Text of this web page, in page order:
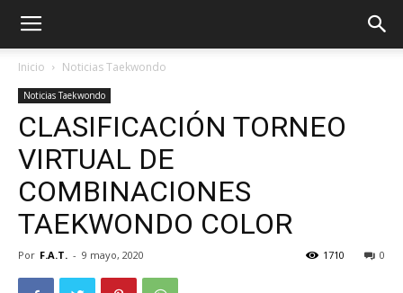
Inicio Noticias Taekwondo
Noticias Taekwondo
CLASIFICACIÓN TORNEO
VIRTUAL DE
COMBINACIONES
TAEKWONDO COLOR
Por F.A.T. - 9 mayo, 2020 0
1710